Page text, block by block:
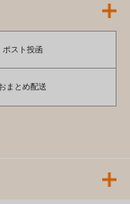
ポスト投函
まとめ配送